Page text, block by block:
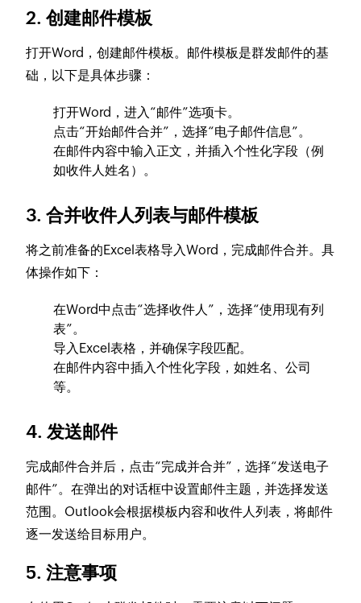
2. 创建邮件模板
打开Word，创建邮件模板。邮件模板是群发邮件的基
础，以下是具体步骤：
打开Word，进入“邮件”选项卡。
点击“开始邮件合并”，选择“电子邮件信息”。
在邮件内容中输入正文，并插入个性化字段（例
如收件人姓名）。
3. 合并收件人列表与邮件模板
将之前准备的Excel表格导入Word，完成邮件合并。具
体操作如下：
在Word中点击“选择收件人”，选择“使用现有列
表”。
导入Excel表格，并确保字段匹配。
在邮件内容中插入个性化字段，如姓名、公司
等。
4. 发送邮件
完成邮件合并后，点击“完成并合并”，选择“发送电子
邮件”。在弹出的对话框中设置邮件主题，并选择发送
范围。Outlook会根据模板内容和收件人列表，将邮件
逐一发送给目标用户。
5. 注意事项